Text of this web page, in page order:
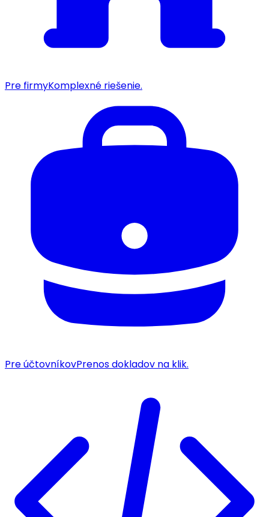
Pre firmyKomplexné riešenie.
Pre účtovníkovPrenos dokladov na klik.